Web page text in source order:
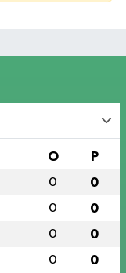
O P
0 0
0 0
0 0
0 0